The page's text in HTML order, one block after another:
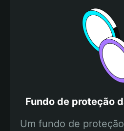
Fundo de proteção
Um fundo de